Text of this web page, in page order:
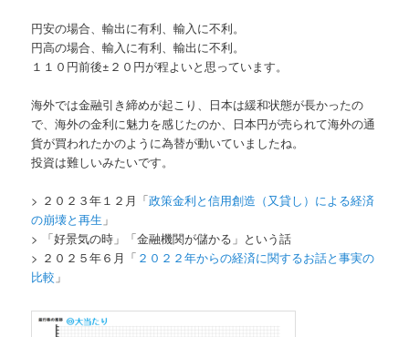
円安の場合、輸出に有利、輸入に不利。
円高の場合、輸入に有利、輸出に不利。
１１０円前後±２０円が程よいと思っています。
海外では金融引き締めが起こり、日本は緩和状態が長かったの
で、海外の金利に魅力を感じたのか、日本円が売られて海外の通
貨が買われたかのように為替が動いていましたね。
投資は難しいみたいです。
> ２０２３年１２月「政策金利と信用創造（又貸し）による経済
の崩壊と再生 」
> 「好景気の時」「金融機関が儲かる」という話
> ２０２５年６月「 ２０２２年からの経済に関するお話と事実の
比較 」